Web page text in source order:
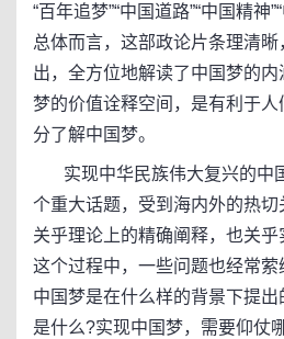
“百年追梦”“中国道路”“中国精神
总体而言，这部政论片条理清
出，全方位地解读了中国梦的
梦的价值诠释空间，是有利于
分了解中国梦。
实现中华民族伟大复兴的中
个重大话题，受到海内外的热
关乎理论上的精确阐释，也关
这个过程中，一些问题也经常萦
中国梦是在什么样的背景下提
是什么?实现中国梦，需要仰仗